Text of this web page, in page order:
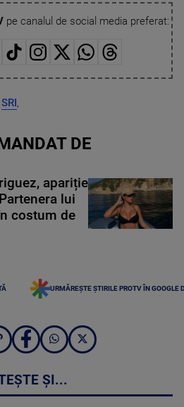
pe canalul de social media preferat:
SRI,
DE
apariție
lui
costum de
URMĂREȘTE ȘTIRILE PROTV ÎN GOOGLE
ȘI...